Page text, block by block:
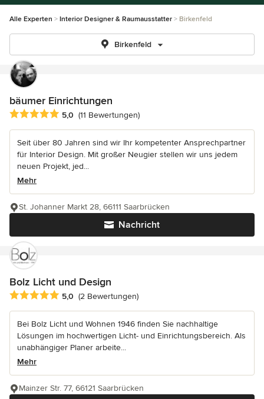
Alle Experten Interior Designer & Raumausstatter Birkenfeld
Birkenfeld
bäumer Einrichtungen
Durchschnittliche Bewertung: 5 von 5 Sternen
5,0 (11 Bewertungen)
Seit über 80 Jahren sind wir Ihr kompetenter Ansprechpartner
für Interior Design. Mit großer Neugier stellen wir uns jedem
neuen Projekt, jed...
Mehr
Nachricht
St. Johanner Markt 28, 66111 Saarbrücken
Bolz Licht und Design
Durchschnittliche Bewertung: 5 von 5 Sternen
5,0 (2 Bewertungen)
Bei Bolz Licht und Wohnen 1946 finden Sie nachhaltige
Lösungen im hochwertigen Licht- und Einrichtungsbereich. Als
unabhängiger Planer arbeite...
Mehr
Mainzer Str. 77, 66121 Saarbrücken